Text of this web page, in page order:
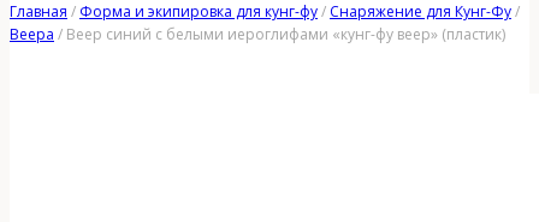
Главная / Форма и экипировка для кунг-фу/ Снаряжение для Кунг-Фу/
Веера / Веер синий с белыми иероглифами «кунг-фу веер» (пластик)